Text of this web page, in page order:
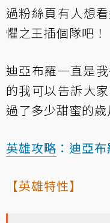
過粉絲頁有人想
懼之王插個隊吧！
迪亞布羅一直是
的我可以告訴大
過了多少甜蜜的歲
英雄攻略 ：迪亞
【英雄特性】